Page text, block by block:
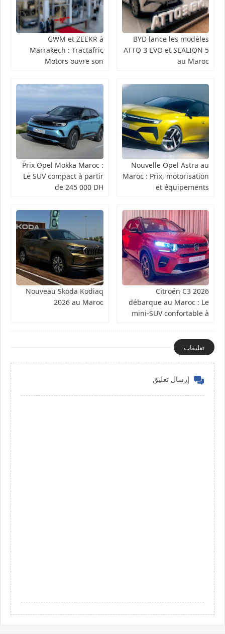
BYD lance les modèles
ATTO 3 EVO et SEALION 5
au Maroc
GWM et ZEEKR à
Marrakech : Tractafric
Motors ouvre son
Guéliz
Nouvelle Opel Astra au
Maroc : Prix, motorisation
et équipements
Prix Opel Mokka Maroc :
Le SUV compact à partir
de 245 000 DH
Citroën C3 2026
débarque au Maroc : Le
mini-SUV confortable à
Nouveau Skoda Kodiaq
2026 au Maroc
تعليقات
إرسال تعليق